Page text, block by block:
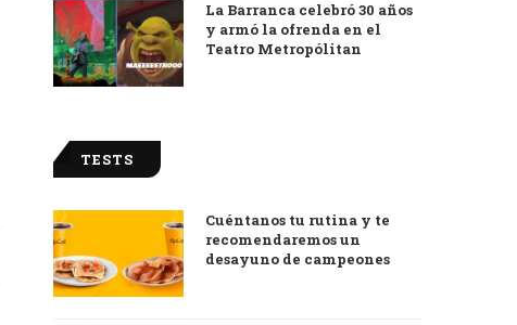
La Barranca celebró 30 años
y armó la ofrenda en el
Teatro Metropólitan
TESTS
Cuéntanos tu rutina y te
recomendaremos un
desayuno de campeones